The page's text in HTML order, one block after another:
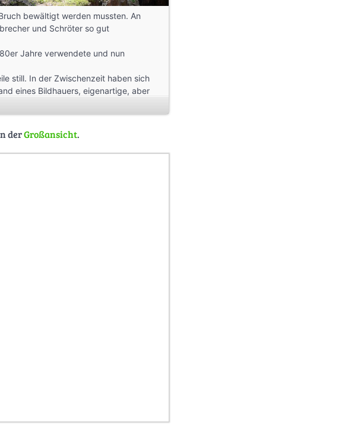
bewältigt werden mussten. An
und Schröter so gut
Jahre verwendete und nun
still. In der Zwischenzeit haben sich
eines Bildhauers, eigenartige, aber
keine Grenzen gesetzt.
derGroßansicht.